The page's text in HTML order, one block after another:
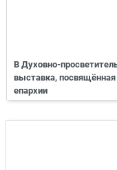
В Духовно-
выставка,
епархии